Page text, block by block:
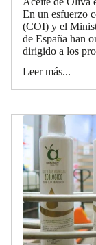
En un esfuerzo
(COI) y el
de España han
dirigido a los
Leer más...